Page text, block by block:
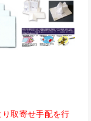
取寄せ手配を行